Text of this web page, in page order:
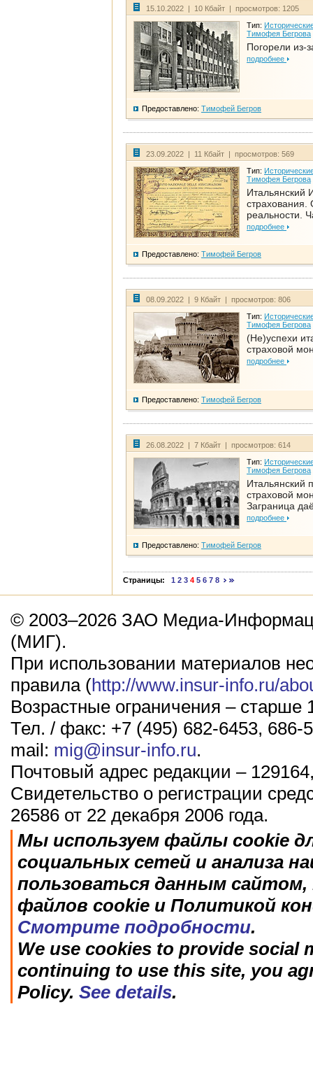
15.10.2022 | 10 Кбайт | просмотров: 1205
Тип:
Тимофея Бегрова
Погорели из-
подробнее
Предоставлено: Тимофей Бегров
23.09.2022 | 11 Кбайт | просмотров: 569
Тип:
Тимофея Бегрова
Итальянский
страхования.
реальности.
подробнее
Предоставлено: Тимофей Бегров
08.09.2022 | 9 Кбайт | просмотров: 806
Тип:
Тимофея Бегрова
(Не)успехи
страховой
подробнее
Предоставлено: Тимофей Бегров
26.08.2022 | 7 Кбайт | просмотров: 614
Тип:
Тимофея Бегрова
Итальянский
страховой
Заграница
подробнее
Предоставлено: Тимофей Бегров
Страницы: 1 2 3 4 5 6 7 8
© 2003–2026 ЗАО Медиа-
(МИГ).
При использовании материалов
правила (http://www.insur-info.ru/
Возрастные ограничения – старше
Тел. / факс: +7 (495) 682-6453, 686-
mail: mig@insur-info.ru.
Почтовый адрес редакции –
Свидетельство о регистрации
26586 от 22 декабря 2006 года.
Мы используем файлы cookie
социальных сетей и анализа
пользоваться данным
файлов cookie и Политикой
Смотрите подробности.
We use cookies to provide social
continuing to use this site, you
Policy. See details.